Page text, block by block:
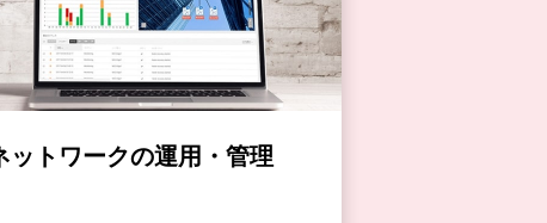
ットワークの運用・管理